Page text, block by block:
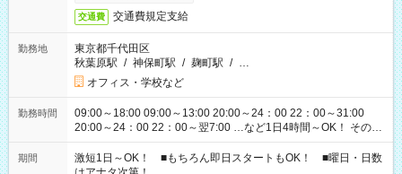
交通費 交通費規定支給
勤務地
東京都千代田区
秋葉原駅 / 神保町駅 / 麹町駅 / …
オフィス・学校など
勤務時間
09:00～18:00 09:00～13:00 20:00～24：00 22：00～31:00
20:00～24：00 22：00～翌7:00 …など1日4時間～OK！ その他
シフトもございます！ お気軽にご相談ください！
期間
激短1日～OK！ ■もちろん即日スタートもOK！ ■曜日・日数